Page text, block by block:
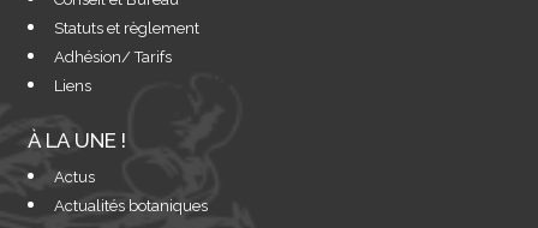
Statuts et règlement
Adhésion/ Tarifs
Liens
À LA UNE !
Actus
Actualités botaniques